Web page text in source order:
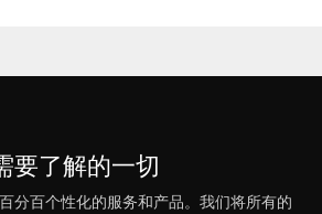
要了解的一切
分百个性化的服务和产品。我们将所有的